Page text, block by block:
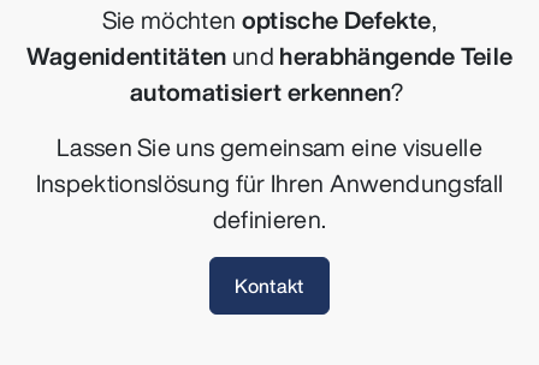
Sie möchten optische Defekte,
Wagenidentitäten und herabhängende Teile
automatisiert erkennen?
Lassen Sie uns gemeinsam eine visuelle
Inspektionslösung für Ihren Anwendungsfall
definieren.
Kontakt